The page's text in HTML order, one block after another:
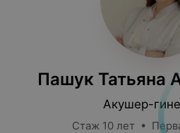
Пашук Татьяна
Акушер-
Стаж 10 лет •